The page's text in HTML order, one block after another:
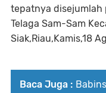
tepatnya disejumlah
Telaga Sam-Sam
Siak,Riau,Kamis,18
Baca Juga :